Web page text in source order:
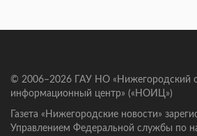
© 2006–2026 ГАУ НО «Нижегородский
информационный центр» («НОИЦ»)
Газета «Нижегородские новости»
Управлением Федеральной службы по